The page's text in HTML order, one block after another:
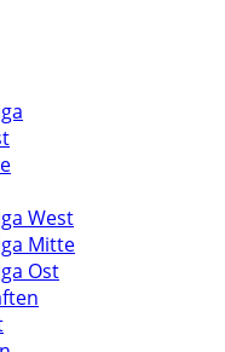
West
Mitte
Ost